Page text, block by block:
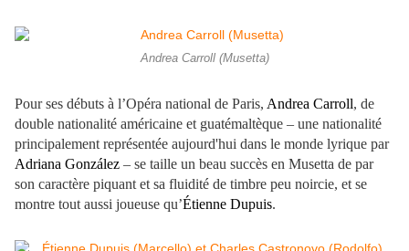
Andrea Carroll (Musetta)
Pour ses débuts à l’Opéra national de Paris, Andrea Carroll, de
double nationalité américaine et guatémaltèque – une nationalité
principalement représentée aujourd'hui dans le monde lyrique par
Adriana González – se taille un beau succès en Musetta de par
son caractère piquant et sa fluidité de timbre peu noircie, et se
montre tout aussi joueuse qu’Étienne Dupuis.